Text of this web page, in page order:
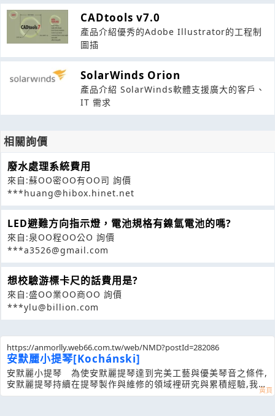
CADtools v7.0
產品介紹優秀的Adobe Illustrator的工程制
圖插
SolarWinds Orion
產品介紹 SolarWinds軟體支援廣大的客戶、
IT 需求
相關詢價
廢水處理系統費用
來自:蘇OO密OO有OO司 詢價
***huang@hibox.hinet.net
LED避難方向指示燈，電池規格有鎳氫電池的嗎?
來自:泉OO程OO公O 詢價
***a3526@gmail.com
想校驗游標卡尺的話費用是?
來自:盛OO業OO商OO 詢價
***ylu@billion.com
https://anmorlly.web66.com.tw/web/NMD?postId=282086
安默麗小提琴[Kochánski]
安默麗小提琴 為使安默麗提琴達到完美工藝與優美琴音之條件,
安默麗提琴持續在提琴製作與維修的領域裡研究與累積經驗,我們
以歐洲進口提琴原料-雲杉與楓木,結合優質琴漆原料調配酒精性